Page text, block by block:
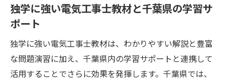
独学に強い電気工事士教材と千葉県の学習サ
ポート
独学に強い電気工事士教材は、わかりやすい解説と豊富
な問題演習に加え、千葉県内の学習サポートと連携して
活用することでさらに効果を発揮します。千葉県では、